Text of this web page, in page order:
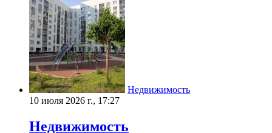
Недвижимость
10 июля 2026 г., 17:27
Недвижимость